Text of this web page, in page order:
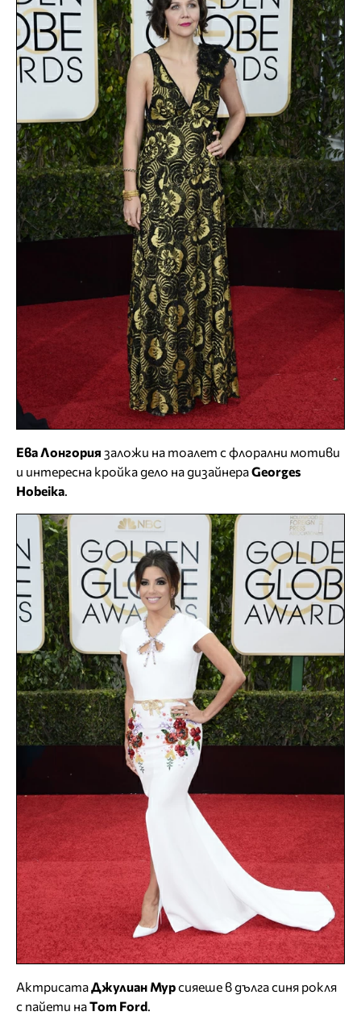
Ева Лонгория заложи на тоалет с флорални мотиви
и интересна кройка дело на дизайнераGeorges
Hobeika.
АктрисатаДжулиан Мурсияеше в дълга синя рокля
с пайети наTоm Ford